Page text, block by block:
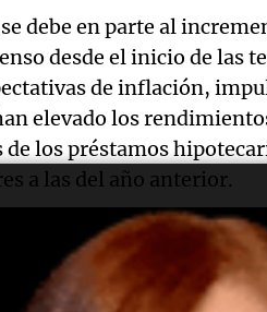
debe en parte al
desde el inicio de las
de inflación,
elevado los
de los préstamos
a las del año anterior.
ventas, los precios de la
El precio medio de
el año pasado,